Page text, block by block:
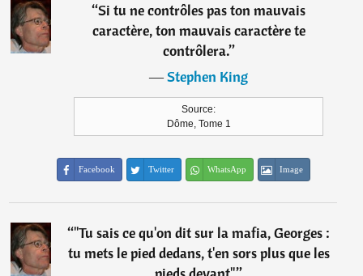
“Si tu ne contrôles pas ton mauvais
caractère, ton mauvais caractère te
contrôlera.”
―Stephen King
Source:
Dôme, Tome 1
Facebook Twitter WhatsApp Image
“"Tu sais ce qu'on dit sur la mafia, Georges :
tu mets le pied dedans, t'en sors plus que les